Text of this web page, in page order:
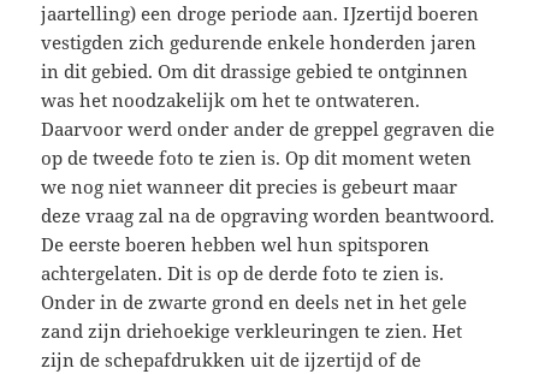
jaartelling) een droge periode aan. IJzertijd boeren
vestigden zich gedurende enkele honderden jaren
in dit gebied. Om dit drassige gebied te ontginnen
was het noodzakelijk om het te ontwateren.
Daarvoor werd onder ander de greppel gegraven die
op de tweede foto te zien is. Op dit moment weten
we nog niet wanneer dit precies is gebeurt maar
deze vraag zal na de opgraving worden beantwoord.
De eerste boeren hebben wel hun spitsporen
achtergelaten. Dit is op de derde foto te zien is.
Onder in de zwarte grond en deels net in het gele
zand zijn driehoekige verkleuringen te zien. Het
zijn de schepafdrukken uit de ijzertijd of de